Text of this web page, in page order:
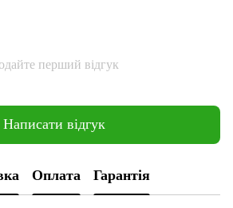
перший відгук
Написати відгук
Оплата Гарантія